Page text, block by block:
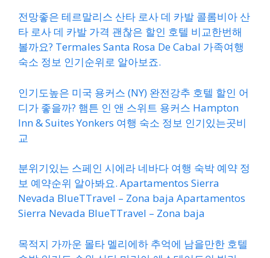
전망좋은 테르말리스 산타 로사 데 카발 콜롬비아 산
타 로사 데 카발 가격 괜찮은 할인 호텔 비교한번해
볼까요? Termales Santa Rosa De Cabal 가족여행
숙소 정보 인기순위로 알아보죠.
인기도높은 미국 용커스 (NY) 완전강추 호텔 할인 어
디가 좋을까? 햄튼 인 앤 스위트 용커스 Hampton
Inn & Suites Yonkers 여행 숙소 정보 인기있는곳비
교
분위기있는 스페인 시에라 네바다 여행 숙박 예약 정
보 예약순위 알아봐요. Apartamentos Sierra
Nevada BlueTTravel – Zona baja Apartamentos
Sierra Nevada BlueTTravel – Zona baja
목적지 가까운 몰타 멜리에하 추억에 남을만한 호텔